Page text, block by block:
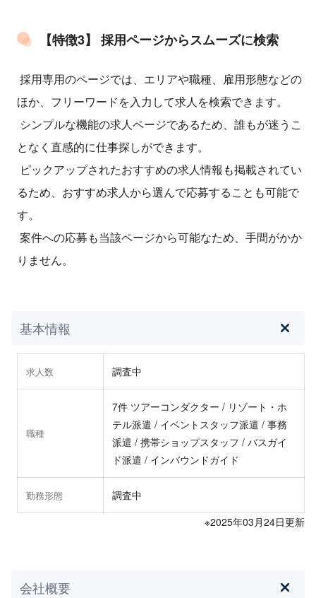
【特徴3】 採用ページからスムーズに検索
採用専用のページでは、エリアや職種、雇用形態などの
ほか、フリーワードを入力して求人を検索できます。
シンプルな機能の求人ページであるため、誰もが迷うこ
となく直感的に仕事探しができます。
ピックアップされたおすすめの求人情報も掲載されてい
るため、おすすめ求人から選んで応募することも可能で
す。
案件への応募も当該ページから可能なため、手間がかか
りません。
基本情報
求人数 調査中
職種
7件 ツアーコンダクター / リゾート・ホ
テル派遣 / イベントスタッフ派遣 / 事務
派遣 / 携帯ショップスタッフ / バスガイ
ド派遣 / インバウンドガイド
勤務形態
調査中
※2025年03月24日更新
会社概要